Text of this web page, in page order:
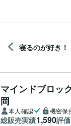
寝るのが好き！
マインドブロッ
岡
本人確認 機密保
総販売実績1,590評価